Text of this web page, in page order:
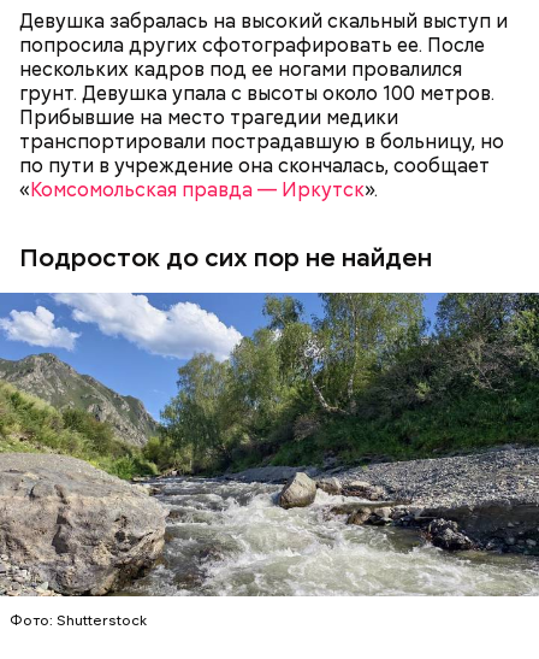
Девушка забралась на высокий скальный выступ и
попросила других сфотографировать ее. После
нескольких кадров под ее ногами провалился
грунт. Девушка упала с высоты около 100 метров.
Прибывшие на место трагедии медики
транспортировали пострадавшую в больницу, но
по пути в учреждение она скончалась, сообщает
«Комсомольская правда — Иркутск».
Подросток до сих пор не найден
Фото: Shutterstock
Гусейн Гасанов на момент начала расследования
находился в ОАЭ. Узнав о своем заочном аресте,
блогер заявил, что ни в чем не виновен и уже
погасил все долги перед налоговой на еще
большую сумму — 320 миллионов рублей.
Задолжала налоговой
полмиллиарда: что известно о
звездном психологе
Тлиашиновой
— Видел новости. Да, звучит громко — «заочный
арест», но на деле все не так драматично. Все
вопросы по налогам были закрыты еще в прошлом
году, — писал он в блоге.
Мошенничество на ставках: за что
блогершу Лусик Карапетян
экстрадировали из ОАЭ
Также Миссюра пытался отравить брата девушки,
своего дядю и еще одного родственника. Он
регулярно добавлял жертвам химикаты в специи,
напитки и даже святую воду из храма.
— Он также приносил в дом воду из святого
источника, у нее был специфический запах. Воду
вылили, на раковине остались пятна, похожие на
следы от кислотного ожога, — вспоминал